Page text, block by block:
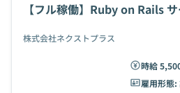
【フル稼働】Ruby on Rails
株式会社ネクストプラス
時給
雇用形態: